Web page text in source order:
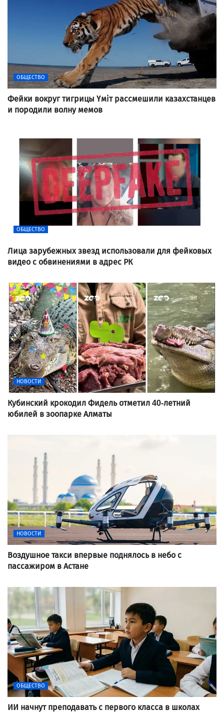
ОБЩЕСТВО
Фейки вокруг тигрицы Үміт рассмешили казахстанцев
и породили волну мемов
ОБЩЕСТВО
Лица зарубежных звезд использовали для фейковых
видео с обвинениями в адрес РК
НОВОСТИ
Кубинский крокодил Фидель отметил 40-летний
юбилей в зоопарке Алматы
НОВОСТИ
Воздушное такси впервые поднялось в небо с
пассажиром в Астане
ОБЩЕСТВО
ИИ начнут преподавать с первого класса в школах